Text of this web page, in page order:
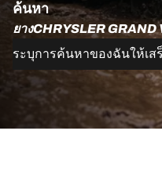
ค้นหา
ยางCHRYSLER GRAND
ระบุการค้นหาของฉันให้เส